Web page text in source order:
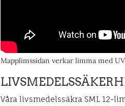
Mapplimssidan verkar limma med
Våra livsmedelssäkra SML 12-